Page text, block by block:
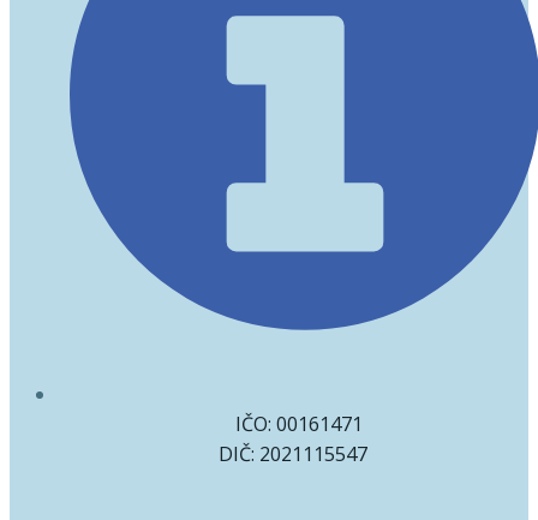
IČO: 00161471
DIČ: 2021115547